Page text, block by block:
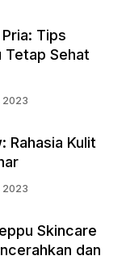
Tips
Tetap Sehat
2023
Rahasia Kulit
2023
Skincare
dan